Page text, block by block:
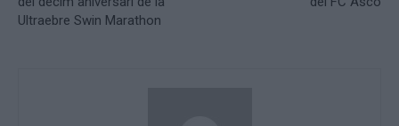
Ultraebre Swin Marathon